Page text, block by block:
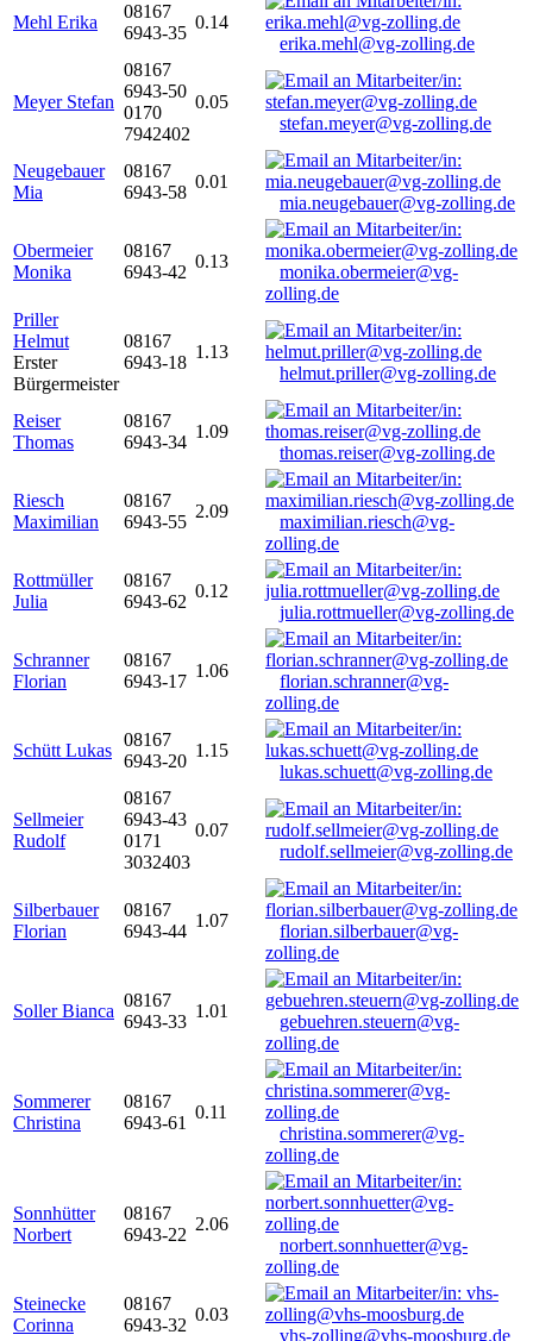
Mehl Erika
08167
6943-35
0.14
erika.mehl@vg-zolling.de
Meyer Stefan
08167
6943-50
0170
7942402
0.05
stefan.meyer@vg-zolling.de
Neugebauer
Mia
08167
6943-58
0.01
mia.neugebauer@vg-zolling.de
Obermeier
Monika
08167
6943-42
0.13
monika.obermeier@vg-
zolling.de
Priller
Helmut
Erster
Bürgermeister
08167
6943-18
1.13
helmut.priller@vg-zolling.de
Reiser
Thomas
08167
6943-34
1.09
thomas.reiser@vg-zolling.de
Riesch
Maximilian
08167
6943-55
2.09
maximilian.riesch@vg-
zolling.de
Rottmüller
Julia
08167
6943-62
0.12
julia.rottmueller@vg-zolling.de
Schranner
Florian
08167
6943-17
1.06
florian.schranner@vg-
zolling.de
Schütt Lukas
08167
6943-20
1.15
lukas.schuett@vg-zolling.de
Sellmeier
Rudolf
08167
6943-43
0171
3032403
0.07
rudolf.sellmeier@vg-zolling.de
Silberbauer
Florian
08167
6943-44
1.07
florian.silberbauer@vg-
zolling.de
Soller Bianca
08167
6943-33
1.01
gebuehren.steuern@vg-
zolling.de
Sommerer
Christina
08167
6943-61
0.11
christina.sommerer@vg-
zolling.de
Sonnhütter
Norbert
08167
6943-22
2.06
norbert.sonnhuetter@vg-
zolling.de
Steinecke
Corinna
08167
6943-32
0.03
vhs-zolling@vhs-moosburg.de